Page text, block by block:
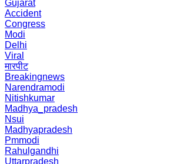
Gujarat
Accident
Congress
Modi
Delhi
Viral
मारपीट
Breakingnews
Narendramodi
Nitishkumar
Madhya_pradesh
Nsui
Madhyapradesh
Pmmodi
Rahulgandhi
Uttarpradesh